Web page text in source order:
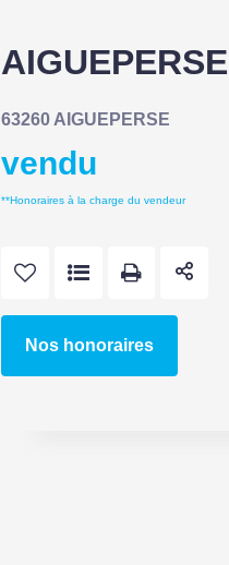
AIGUEPERSE
63260 AIGUEPERSE
vendu
**Honoraires à la charge du vendeur
Nos honoraires